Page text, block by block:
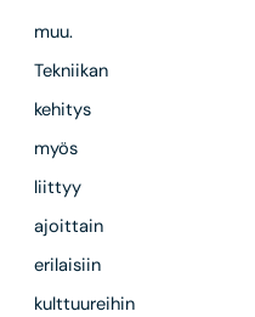
muu.
Tekniikan
kehitys
myös
liittyy
ajoittain
erilaisiin
kulttuureihin